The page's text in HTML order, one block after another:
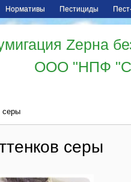
Нормативы Пестициды
Zерна
ООО "НПФ
серы
серы